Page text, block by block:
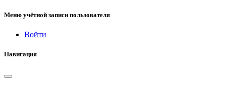
Меню учётной записи пользователя
Войти
Навигация